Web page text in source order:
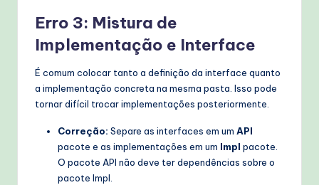
Erro 3: Mistura de
Implementação e Interface
É comum colocar tanto a definição da interface quanto
a implementação concreta na mesma pasta. Isso pode
tornar difícil trocar implementações posteriormente.
Correção: Separe as interfaces em um API
pacote e as implementações em um Impl pacote.
O pacote API não deve ter dependências sobre o
pacote Impl.